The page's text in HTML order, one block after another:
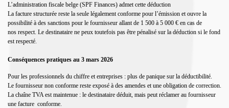
L’administration fiscale belge (SPF Finances) admet cette déduction
La facture structurée reste la seule légalement conforme pour l’émission et ouvre la
possibilité à des sanctions pour le fournisseur allant de 1 500 à 5 000 € en cas de
nos respect. Le destinataire ne peux toutefois pas être pénalisé sur la déduction si le fond
est respecté.
Conséquences pratiques au 3 mars 2026
Pour les professionnels du chiffre et entreprises : plus de panique sur la déductibilité.
Le fournisseur non conforme reste exposé à des amendes et une obligation de correction.
La chaîne TVA est maintenue : le destinataire déduit, mais peut réclamer au fournisseur
une facture conforme.